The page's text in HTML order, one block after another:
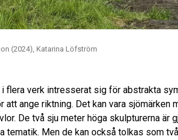
(2024), Katarina Löfström
i flera verk intresserat sig för abstrakta
att ange riktning. Det kan vara sjömärken
De två sju meter höga skulpturerna är
tematik. Men de kan också tolkas som